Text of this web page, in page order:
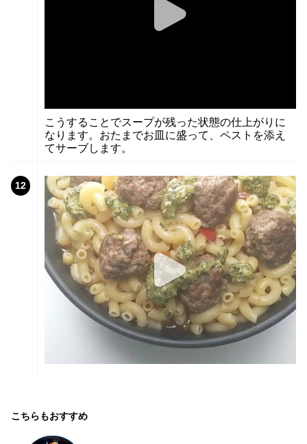
こうすることでスープが残った状態の仕上がりに
なります。おたまでお皿に盛って、ペストを添え
てサーブします。
12
こちらもおすすめ